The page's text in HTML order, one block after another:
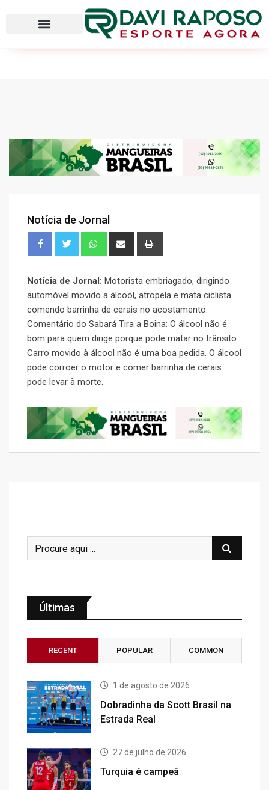
Notícia de Jornal
Notícia de Jornal: Motorista embriagado, dirigindo
automóvel movido a álcool, atropela e mata ciclista
comendo barrinha de cerais no acostamento.
Comentário do Sabará Tira a Boina: O álcool não é
bom para quem dirige porque pode matar no trânsito.
Carro movido à álcool não é uma boa pedida. O álcool
pode corroer o motor e comer barrinha de cerais
pode levar à morte.
Últimas
RECENT POPULAR COMMON
1 de agosto de 2026
Dobradinha da Scott Brasil na
Estrada Real
27 de julho de 2026
Turquia é campeã